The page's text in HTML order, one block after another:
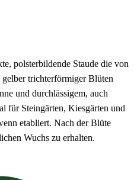
polsterbildende Staude die von
trichterförmiger Blüten
und durchlässigem, auch
für Steingärten, Kiesgärten und
etabliert. Nach der Blüte
Wuchs zu erhalten.